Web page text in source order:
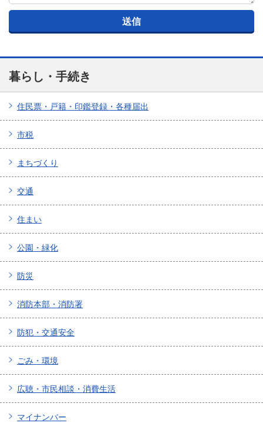
暮らし・手続き
住民票・戸籍・印鑑登録・各種届出
市税
まちづくり
交通
住まい
公園・緑化
防災
消防本部・消防署
防犯・交通安全
ごみ・環境
広聴・市民相談・消費生活
マイナンバー